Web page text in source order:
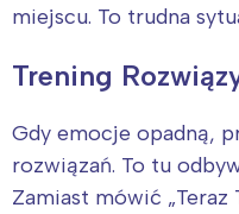
miejscu. To trudna
Trening
Gdy emocje opadną,
rozwiązań. To tu
Zamiast mówić